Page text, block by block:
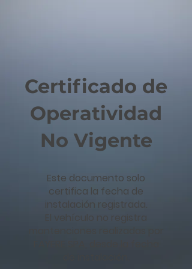
Certificado de
Operatividad
No Vigente
Este documento solo
certifica la fecha de
instalación registrada.
El vehículo no registra